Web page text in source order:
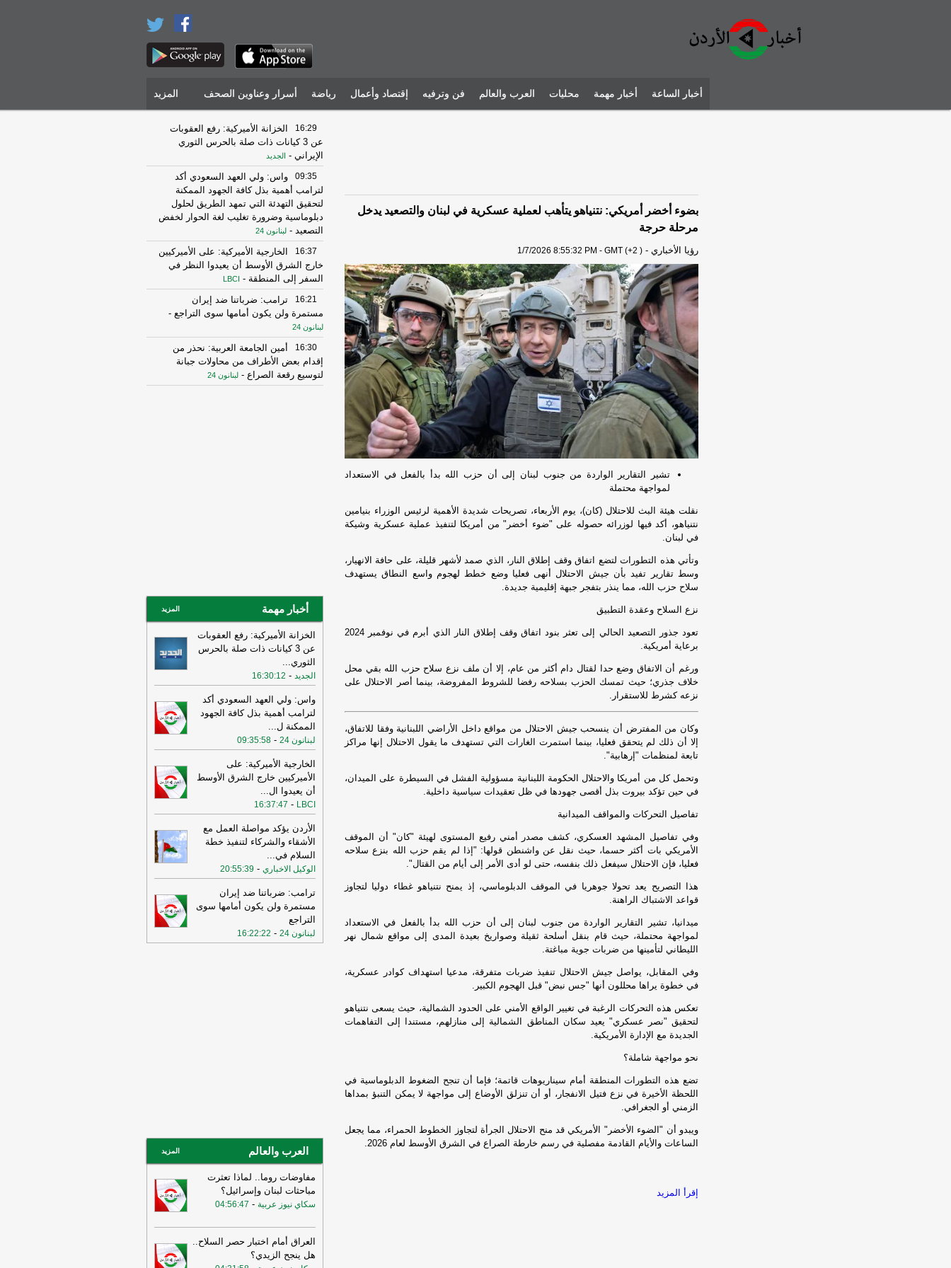
أخبار الساعة أخبار مهمة محليات العرب والعالم فن وترفيه إقتصاد وأعمال رياضة أسرار وعناوين الصحف المزيد
بضوء أخضر أمريكي: نتنياهو يتأهب لعملية عسكرية في لبنان والتصعيد يدخل
مرحلة حرجة
رؤيا الأخباري -
1/7/2026 8:55:32 PM - GMT (+2 )
تشير التقارير الواردة من جنوب لبنان إلى أن حزب الله بدأ بالفعل في الاستعداد
لمواجهة محتملة
نقلت هيئة البث للاحتلال (كان)، يوم الأربعاء، تصريحات شديدة الأهمية لرئيس الوزراء بنيامين
نتنياهو، أكد فيها لوزرائه حصوله على "ضوء أخضر" من أمريكا لتنفيذ عملية عسكرية وشيكة
في لبنان.
وتأتي هذه التطورات لتضع اتفاق وقف إطلاق النار، الذي صمد لأشهر قليلة، على حافة الانهيار،
وسط تقارير تفيد بأن جيش الاحتلال أنهى فعليا وضع خطط لهجوم واسع النطاق يستهدف
سلاح حزب الله، مما ينذر بتفجر جبهة إقليمية جديدة.
نزع السلاح وعقدة التطبيق
تعود جذور التصعيد الحالي إلى تعثر بنود اتفاق وقف إطلاق النار الذي أبرم في نوفمبر 2024
برعاية أمريكية.
ورغم أن الاتفاق وضع حدا لقتال دام أكثر من عام، إلا أن ملف نزع سلاح حزب الله بقي محل
خلاف جذري؛ حيث تمسك الحزب بسلاحه رفضا للشروط المفروضة، بينما أصر الاحتلال على
نزعه كشرط للاستقرار.
وكان من المفترض أن ينسحب جيش الاحتلال من مواقع داخل الأراضي اللبنانية وفقا للاتفاق،
إلا أن ذلك لم يتحقق فعليا، بينما استمرت الغارات التي تستهدف ما يقول الاحتلال إنها مراكز
تابعة لمنظمات "إرهابية".
وتحمل كل من أمريكا والاحتلال الحكومة اللبنانية مسؤولية الفشل في السيطرة على الميدان،
في حين تؤكد بيروت بذل أقصى جهودها في ظل تعقيدات سياسية داخلية.
تفاصيل التحركات والمواقف الميدانية
وفي تفاصيل المشهد العسكري، كشف مصدر أمني رفيع المستوى لهيئة "كان" أن الموقف
الأمريكي بات أكثر حسما، حيث نقل عن واشنطن قولها: "إذا لم يقم حزب الله بنزع سلاحه
فعليا، فإن الاحتلال سيفعل ذلك بنفسه، حتى لو أدى الأمر إلى أيام من القتال".
هذا التصريح يعد تحولا جوهريا في الموقف الدبلوماسي، إذ يمنح نتنياهو غطاء دوليا لتجاوز
قواعد الاشتباك الراهنة.
ميدانيا، تشير التقارير الواردة من جنوب لبنان إلى أن حزب الله بدأ بالفعل في الاستعداد
لمواجهة محتملة، حيث قام بنقل أسلحة ثقيلة وصواريخ بعيدة المدى إلى مواقع شمال نهر
الليطاني لتأمينها من ضربات جوية مباغتة.
وفي المقابل، يواصل جيش الاحتلال تنفيذ ضربات متفرقة، مدعيا استهداف كوادر عسكرية،
في خطوة يراها محللون أنها "جس نبض" قبل الهجوم الكبير.
تعكس هذه التحركات الرغبة في تغيير الواقع الأمني على الحدود الشمالية، حيث يسعى نتنياهو
لتحقيق "نصر عسكري" يعيد سكان المناطق الشمالية إلى منازلهم، مستندا إلى التفاهمات
الجديدة مع الإدارة الأمريكية.
نحو مواجهة شاملة؟
تضع هذه التطورات المنطقة أمام سيناريوهات قاتمة؛ فإما أن تنجح الضغوط الدبلوماسية في
اللحظة الأخيرة في نزع فتيل الانفجار، أو أن تنزلق الأوضاع إلى مواجهة لا يمكن التنبؤ بمداها
الزمني أو الجغرافي.
ويبدو أن "الضوء الأخضر" الأمريكي قد منح الاحتلال الجرأة لتجاوز الخطوط الحمراء، مما يجعل
الساعات والأيام القادمة مفصلية في رسم خارطة الصراع في الشرق الأوسط لعام 2026.
إقرأ المزيد
16:29
الخزانة الأميركية: رفع العقوبات
عن 3 كيانات ذات صلة بالحرس الثوري
الإيراني - الجديد
09:35
واس: ولي العهد السعودي أكد
لترامب أهمية بذل كافة الجهود الممكنة
لتحقيق التهدئة التي تمهد الطريق لحلول
دبلوماسية وضرورة تغليب لغة الحوار لخفض
التصعيد - لبنانون 24
16:37
الخارجية الأميركية: على الأميركيين
خارج الشرق الأوسط أن يعيدوا النظر في
السفر إلى المنطقة -
LBCI
16:21
ترامب: ضرباتنا ضد إيران
مستمرة ولن يكون أمامها سوى التراجع -
لبنانون 24
16:30
أمين الجامعة العربية: نحذر من
إقدام بعض الأطراف من محاولات جبانة
لتوسيع رقعة الصراع - لبنانون 24
14:45
فُجرت بلغم بحري في هرمز انحرفت عن
المسار الذي حددته إيران
11:08
عراقجي: واشنطن كانت تسعى
إلى دفع الأمور نحو التصعيد وهي التي
انتهكت الاتفاق وأوصلت الأمور إلى الوضع
10:29
عراقجي: لم نلحظ أي حسن نية
في سلوك الولايات المتحدة
16:59
عراقجي: لن نقبل بوقف إطلاق نار
مؤقت ولن يُطرح هذا الأمر ما لم تُلبَّ
مطالبنا بشأن مضيق هرمز- لبنانون 24
12:31
الأردن تعلن اعتراض 4 صواريخ
إيرانية وسقوط 2 في مناطق خالية
عاجل الإلكترونية
19:02
‏الخارجية الأردنية للقائم بالأعمال
الإيراني: هناك بيانات إيرانية رسمية
تحريضية ضد الأردن ⁧‫ -لبنانون 24
15:57
وزير الدفاع الإسرائيلي: إذا
هاجمتنا إيران فسنرد ونهاجمها بشكل
مستقل-
15:55
وزير الخارجية الإيراني: اختراق
أخبار مهمة المزيد
الخزانة الأميركية: رفع العقوبات
عن 3 كيانات ذات صلة بالحرس
الثوري...
الجديد -
16:30:12
واس: ولي العهد السعودي أكد
لترامب أهمية بذل كافة الجهود
الممكنة ل...
لبنانون 24 -
09:35:58
الخارجية الأميركية: على
الأميركيين خارج الشرق الأوسط
أن يعيدوا ال...
LBCI
-
16:37:47
الأردن يؤكد مواصلة العمل مع
الأشقاء والشركاء لتنفيذ خطة
السلام في...
الوكيل الاخباري -
20:55:39
ترامب: ضرباتنا ضد إيران
مستمرة ولن يكون أمامها سوى
التراجع
لبنانون 24 -
16:22:22
العرب والعالم المزيد
مفاوضات روما.. لماذا تعثرت
مباحثات لبنان وإسرائيل؟
سكاي نيوز عربية -
04:56:47
العراق أمام اختبار حصر السلاح..
هل ينجح الزيدي؟